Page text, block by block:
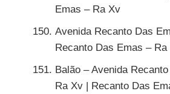
Emas – Ra Xv
Avenida Recanto Das
Recanto Das Emas – Ra
Balão – Avenida
Ra Xv | Recanto Das